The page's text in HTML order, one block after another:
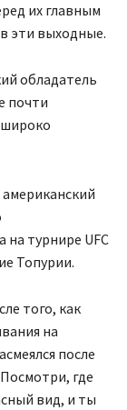
их главным
эти выходные.
обладатель
почти
широко
турнире UFC
Топурии.
того, как
на
после
где
вид, и ты